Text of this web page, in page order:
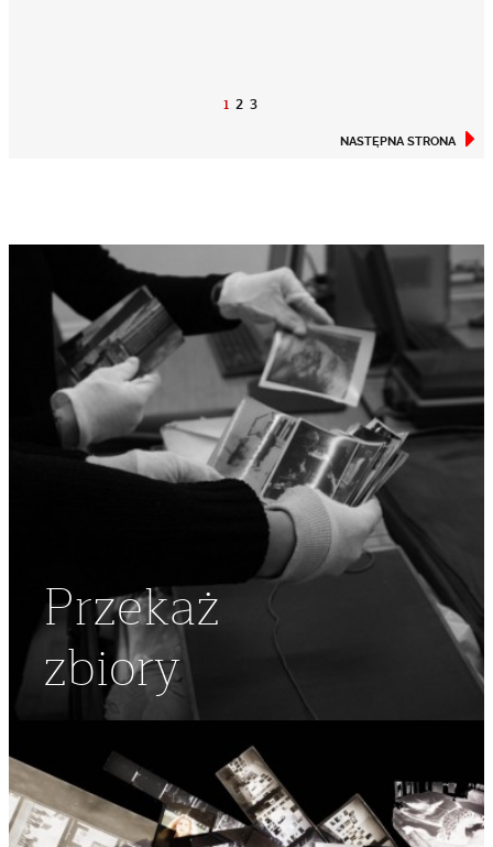
1 2 3
NASTĘPNA STRONA
Przekaż
zbiory